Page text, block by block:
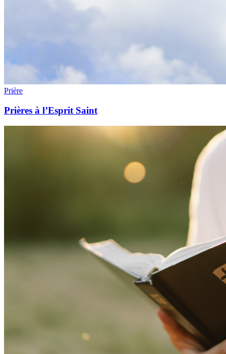
Prière
Prières à l’Esprit Saint